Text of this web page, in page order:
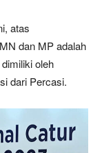
atas
dan MP adalah
oleh
dari Percasi.